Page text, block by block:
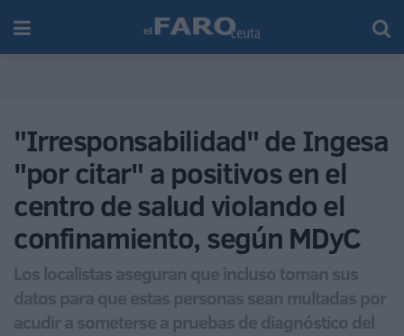
"Irresponsabilidad" de Ingesa
"por citar" a positivos en el
centro de salud violando el
confinamiento, según MDyC
Los localistas aseguran que incluso toman sus
datos para que estas personas sean multadas por
acudir a someterse a pruebas de diagnóstico del